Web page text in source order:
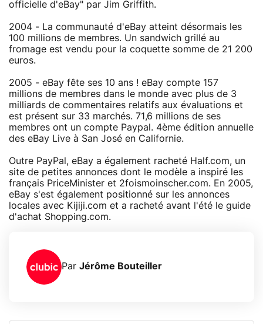
officielle d'eBay" par Jim Griffith.
2004 - La communauté d'eBay atteint désormais les
100 millions de membres. Un sandwich grillé au
fromage est vendu pour la coquette somme de 21 200
euros.
2005 - eBay fête ses 10 ans ! eBay compte 157
millions de membres dans le monde avec plus de 3
milliards de commentaires relatifs aux évaluations et
est présent sur 33 marchés. 71,6 millions de ses
membres ont un compte Paypal. 4ème édition annuelle
des eBay Live à San José en Californie.
Outre PayPal, eBay a également racheté Half.com, un
site de petites annonces dont le modèle a inspiré les
français PriceMinister et 2foismoinscher.com. En 2005,
eBay s'est également positionné sur les annonces
locales avec Kijiji.com et a racheté avant l'été le guide
d'achat Shopping.com.
Par Jérôme Bouteiller